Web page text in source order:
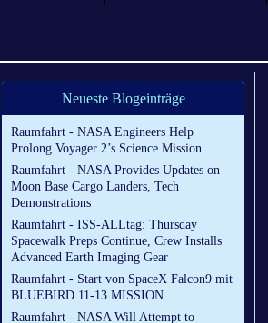
Neueste Blogeinträge
Raumfahrt - NASA Engineers Help
Prolong Voyager 2’s Science Mission
Raumfahrt - NASA Provides Updates on
Moon Base Cargo Landers, Tech
Demonstrations
Raumfahrt - ISS-ALLtag: Thursday
Spacewalk Preps Continue, Crew Installs
Advanced Earth Imaging Gear
Raumfahrt - Start von SpaceX Falcon9 mit
BLUEBIRD 11-13 MISSION
Raumfahrt - NASA Will Attempt to